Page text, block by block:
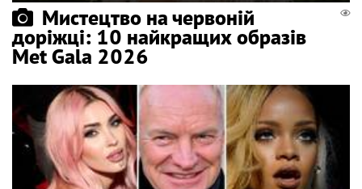
Мистецтво на червоній
доріжці: 10 найкращих образів
Met Gala 2026